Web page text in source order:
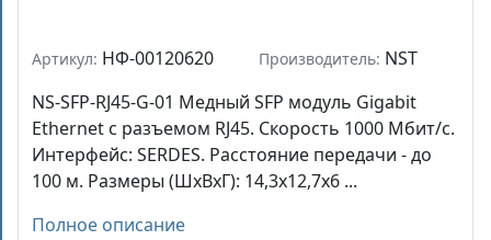
Артикул: НФ-00120620 Производитель: NST
NS-SFP-RJ45-G-01 Медный SFP модуль Gigabit
Ethernet с разъемом RJ45. Скорость 1000 Мбит/с.
Интерфейс: SERDES. Расстояние передачи - до
100 м. Размеры (ШхВхГ): 14,3x12,7x6 ...
Полное описание